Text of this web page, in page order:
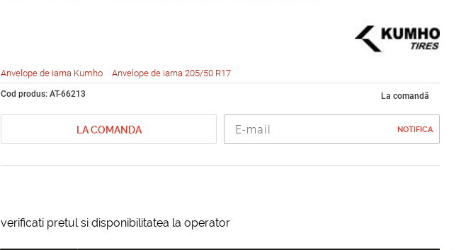
Anvelope de iarna Kumho Anvelope de iarna 205/50 R17
Cod produs: AT-66213 La comandă
LA COMANDA NOTIFICA
verificati pretul si disponibilitatea la operator